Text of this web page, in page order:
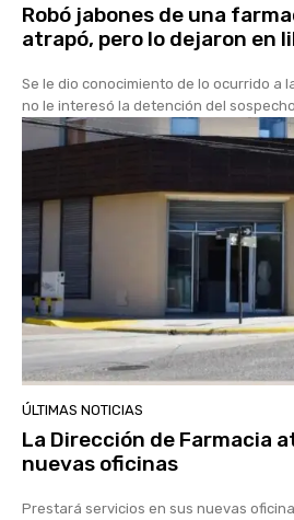
Robó jabones de una
atrapó, pero lo dejaron en
Se le dio conocimiento de lo ocurrido a
no le interesó la detención del
ÚLTIMAS NOTICIAS
La Dirección de Farmacia
nuevas oficinas
Prestará servicios en sus nuevas